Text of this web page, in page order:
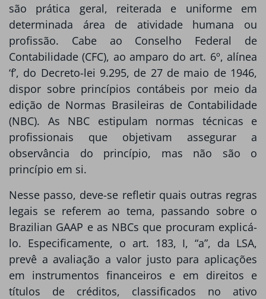
são prática geral, reiterada e uniforme em
determinada área de atividade humana ou
profissão. Cabe ao Conselho Federal de
Contabilidade (CFC), ao amparo do art. 6º, alínea
‘f’, do Decreto-lei 9.295, de 27 de maio de 1946,
dispor sobre princípios contábeis por meio da
edição de Normas Brasileiras de Contabilidade
(NBC). As NBC estipulam normas técnicas e
profissionais que objetivam assegurar a
observância do princípio, mas não são o
princípio em si.
Nesse passo, deve-se refletir quais outras regras
legais se referem ao tema, passando sobre o
Brazilian GAAP e as NBCs que procuram explicá-
lo. Especificamente, o art. 183, I, “a”, da LSA,
prevê a avaliação a valor justo para aplicações
em instrumentos financeiros e em direitos e
títulos de créditos, classificados no ativo